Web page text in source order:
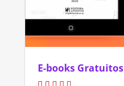
E-books Gratuitos